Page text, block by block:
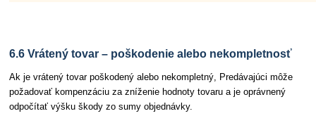
6.6 Vrátený tovar – poškodenie alebo nekompletnosť
Ak je vrátený tovar poškodený alebo nekompletný, Predávajúci môže
požadovať kompenzáciu za zníženie hodnoty tovaru a je oprávnený
odpočítať výšku škody zo sumy objednávky.